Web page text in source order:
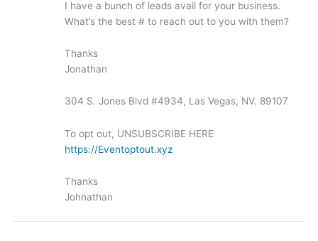
I have a bunch of leads avail for your business.
What’s the best # to reach out to you with them?
Thanks
Jonathan
304 S. Jones Blvd #4934, Las Vegas, NV. 89107
To opt out, UNSUBSCRIBE HERE
https://Eventoptout.xyz
Thanks
Johnathan